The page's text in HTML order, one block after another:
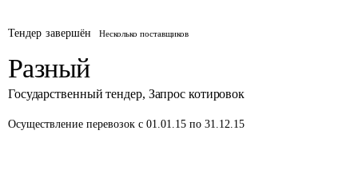
Тендер завершён Несколько поставщиков
Разный
Государственный тендер, Запрос котировок
Осуществление перевозок с 01.01.15 по 31.12.15